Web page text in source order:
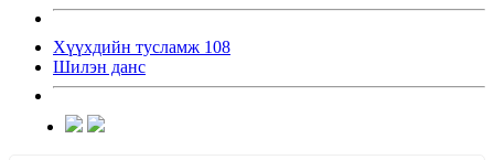
Хүүхдийн тусламж 108
Шилэн данс